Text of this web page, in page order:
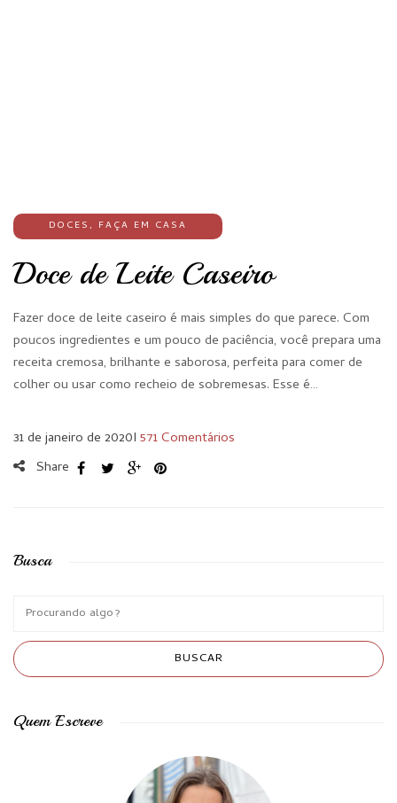
DOCES, FAÇA EM CASA
Doce de Leite Caseiro
Fazer doce de leite caseiro é mais simples do que parece. Com
poucos ingredientes e um pouco de paciência, você prepara uma
receita cremosa, brilhante e saborosa, perfeita para comer de
colher ou usar como recheio de sobremesas. Esse é…
31 de janeiro de 2020I 571 Comentários
Share
Busca
Quem Escreve